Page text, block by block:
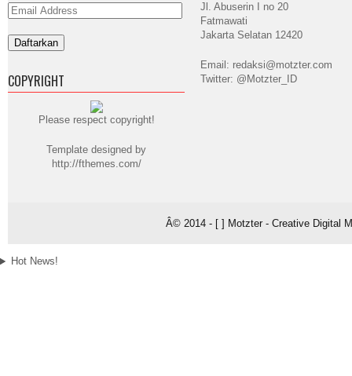
Email
Address
COPYRIGHT
Please respect copyright!
Template designed by
http://fthemes.com/
Jl. Abuserin I no 20
Fatmawati
Jakarta Selatan 12420
Email: redaksi@motzter.com
Twitter: @Motzter_ID
Â© 2014 - [ ] Motzter - Creative Digital
Hot News!